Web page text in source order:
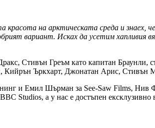
на арктическата среда и знаех,
вариант. Исках да усетим хапливия
Стивън Греъм като капитан Браунли,
Ъркхарт, Джонатан Арис, Стивън
и Емил Шърман за See-Saw Films, Нив
Studios, а у нас е достъпен